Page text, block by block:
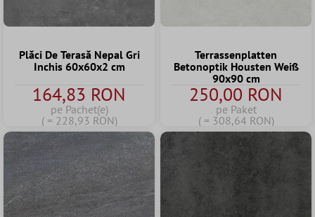
Plăci De Terasă Nepal Gri
Inchis 60x60x2 cm
164,83 RON
pe Pachet(e)
( = 228,93 RON)
Terrassenplatten
Betonoptik Housten Weiß
90x90 cm
250,00 RON
pe Paket
( = 308,64 RON)